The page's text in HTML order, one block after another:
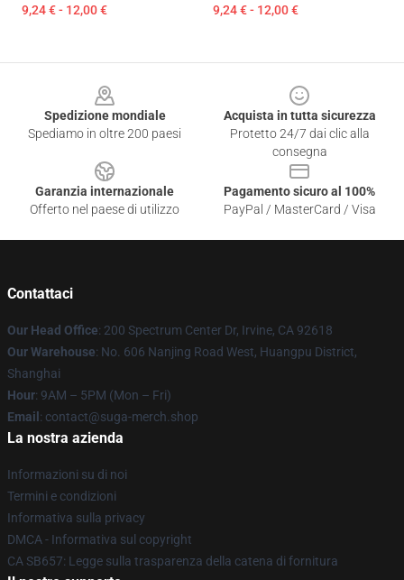
9,24 € - 12,00 € 9,24 € - 12,00 €
Spedizione mondiale
Spediamo in oltre 200 paesi
Acquista in tutta sicurezza
Protetto 24/7 dai clic alla
consegna
Garanzia internazionale
Offerto nel paese di utilizzo
Pagamento sicuro al 100%
PayPal / MasterCard / Visa
Contattaci
Our Head Office: 200 Spectrum Center Dr, Irvine, CA 92618
Our Warehouse: No. 606 Nanjing Road West, Huangpu District,
Shanghai
Hour: 9AM – 5PM (Mon – Fri)
Email : contact@suga-merch.shop
La nostra azienda
Informazioni su di noi
Termini e condizioni
Informativa sulla privacy
DMCA - Informativa sul copyright
CA SB657: Legge sulla trasparenza della catena di fornitura